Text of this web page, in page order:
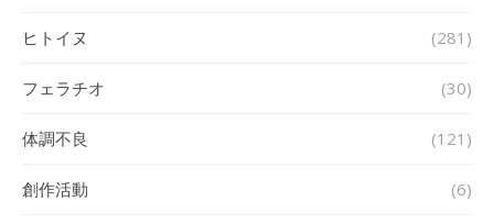
ヒトイヌ (281)
フェラチオ (30)
体調不良 (121)
創作活動 (6)